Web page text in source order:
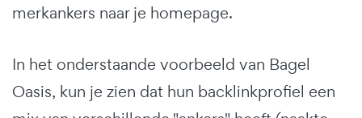
merkankers naar je homepage.
In het onderstaande voorbeeld van Bagel
Oasis, kun je zien dat hun backlinkprofiel een